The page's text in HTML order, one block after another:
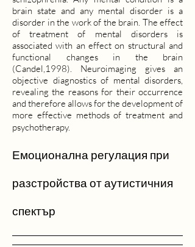
brain state and any mental disorder is a
disorder in the work of the brain. The effect
of treatment of mental disorders is
associated with an effect on structural and
functional changes in the brain
(Candel,1998). Neuroimaging gives an
objective diagnostics of mental disorders,
revealing the reasons for their occurrence
and therefore allows for the development of
more effective methods of treatment and
psychotherapy.
Емоционална регулация при
разстройства от аутистичния
спектър